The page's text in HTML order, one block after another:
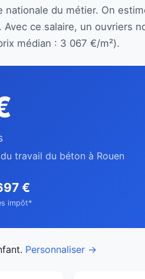
du métier. On
Avec ce salaire, un ouvriers
médian : 3 067 €/m²).
travail du béton à Rouen
€
impôt*
Personnaliser →